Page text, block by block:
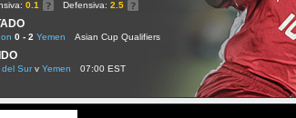
0.1 Defensiva: 2.5
0 - 2 Yemen Asian Cup Qualifiers
del Surv Yemen 07:00 EST